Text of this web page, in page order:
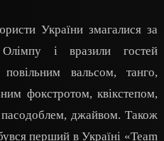
України змагалися за
і вразили гостей
вальсом, танго,
фокстротом, квікстепом,
джайвом. Також
перший в Україні «Team